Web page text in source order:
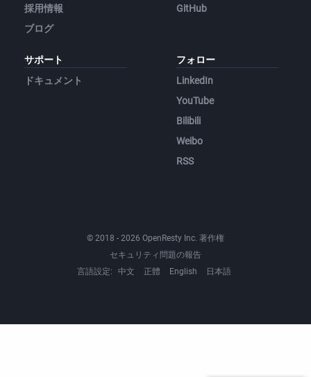
採用情報
ブログ
GitHub
サポート
ドキュメント
フォロー
LinkedIn
YouTube
Bilibili
Weibo
RSS
© 2018 - 2026 OpenResty Inc. 著作権
セキュリティ問題の報告
言語設定:
中文 正體 English 日本語